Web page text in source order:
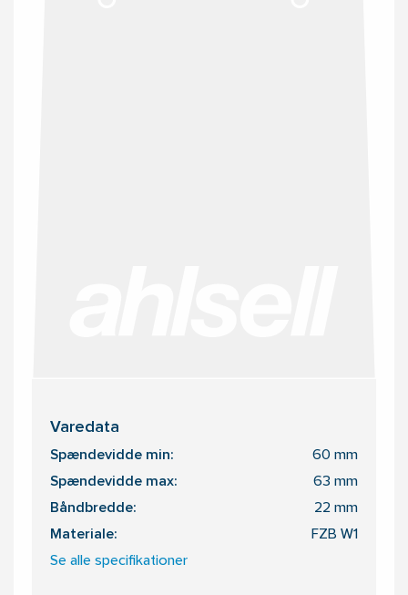
Varedata
Spændevidde min: 60 mm
Spændevidde max: 63 mm
Båndbredde: 22 mm
Materiale: FZB W1
Se alle specifikationer